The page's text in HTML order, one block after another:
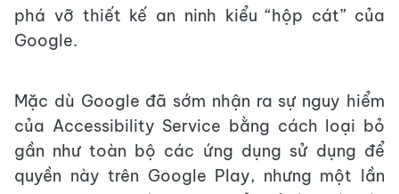
phá vỡ thiết kế an ninh kiểu “hộp cát” của
Google.
Mặc dù Google đã sớm nhận ra sự nguy hiểm
của Accessibility Service bằng cách loại bỏ
gần như toàn bộ các ứng dụng sử dụng để
quyền này trên Google Play, nhưng một lần